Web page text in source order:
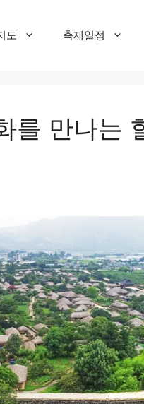
도 축제일정
를 만나는